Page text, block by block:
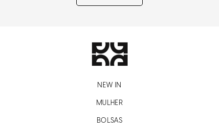
NEW IN
MULHER
BOLSAS